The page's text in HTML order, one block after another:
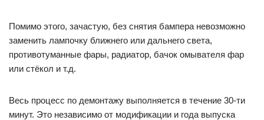
Помимо этого, зачастую, без снятия бампера невозможно
заменить лампочку ближнего или дальнего света,
противотуманные фары, радиатор, бачок омывателя фар
или стёкол и т.д.
Весь процесс по демонтажу выполняется в течение 30-ти
минут. Это независимо от модификации и года выпуска